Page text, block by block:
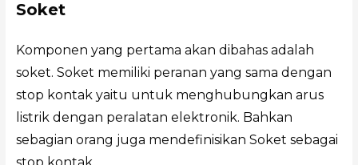
Soket
Komponen yang pertama akan dibahas adalah
soket. Soket memiliki peranan yang sama dengan
stop kontak yaitu untuk menghubungkan arus
listrik dengan peralatan elektronik. Bahkan
sebagian orang juga mendefinisikan Soket sebagai